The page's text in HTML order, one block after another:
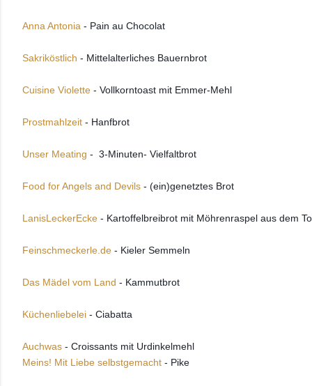
Anna Antonia - Pain au Chocolat
Sakriköstlich - Mittelalterliches Bauernbrot
Cuisine Violette - Vollkorntoast mit Emmer-Mehl
Prostmahlzeit - Hanfbrot
Unser Meating -  3-Minuten- Vielfaltbrot
Food for Angels and Devils - (ein)genetztes Brot
LanisLeckerEcke - Kartoffelbreibrot mit Möhrenraspel aus dem
Feinschmeckerle.de - Kieler Semmeln
Das Mädel vom Land - Kammutbrot
Küchenliebelei - Ciabatta
Auchwas - Croissants mit Urdinkelmehl
Meins! Mit Liebe selbstgemacht - Pike